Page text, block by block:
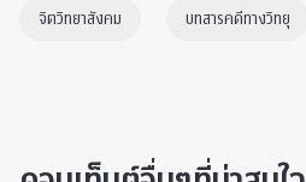
จิตวิทยาสังคม บทสารคดีทางวิทยุ